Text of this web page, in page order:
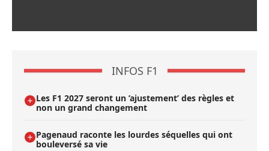
INFOS F1
Les F1 2027 seront un ’ajustement’ des règles et
non un grand changement
Pagenaud raconte les lourdes séquelles qui ont
bouleversé sa vie